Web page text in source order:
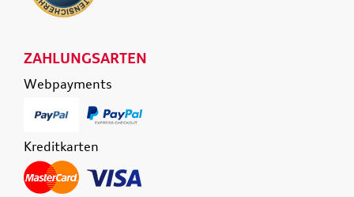
ZAHLUNGSARTEN
Webpayments
Kreditkarten